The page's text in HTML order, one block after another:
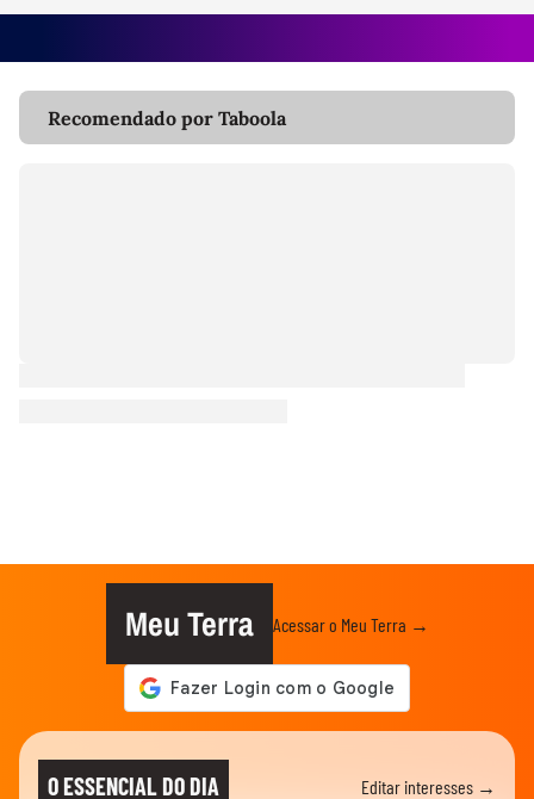
Recomendado por Taboola
Meu Terra Acessar o Meu Terra →
O ESSENCIAL DO DIA Editar interesses →